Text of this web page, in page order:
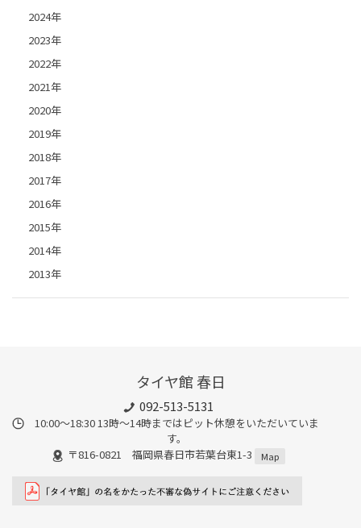
2024年
2023年
2022年
2021年
2020年
2019年
2018年
2017年
2016年
2015年
2014年
2013年
タイヤ館 春日
092-513-5131
10:00～18:30 13時〜14時まではピット休憩をいただいていま
す。
〒816-0821 福岡県春日市若葉台東1-3
Map